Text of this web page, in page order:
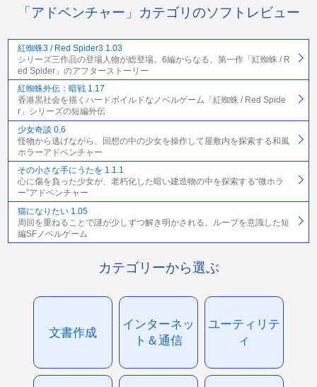
「アドベンチャー」カテゴリのソフトレビュー
紅蜘蛛3 / Red Spider3 1.03
シリーズ三作品の登場人物が総登場。6編からなる、第一作「紅蜘蛛 / R
ed Spider」のアフターストーリー
紅蜘蛛外伝：暗戦 1.17
香港黒社会を描くハードボイルドなノベルゲーム「紅蜘蛛 / Red Spide
r」シリーズの短編外伝
少女奇談 0.6
怪物から逃げながら、回想の中の少女を操作して屋敷内を探索する和風
ホラーアドベンチャー
その小さな手にうたを 1.1.1
心に傷を負った少女が、老朽化した暗い建造物の中を探索する“微ホラ
ー”アドベンチャー
猫になりたい 1.05
周回を重ねることで謎が少しずつ解き明かされる。ループを意識した短
編SFノベルゲーム
カテゴリーから選ぶ
文書作成
インターネッ
ト＆通信
ユーティリテ
ィ